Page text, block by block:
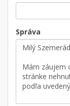
Správa